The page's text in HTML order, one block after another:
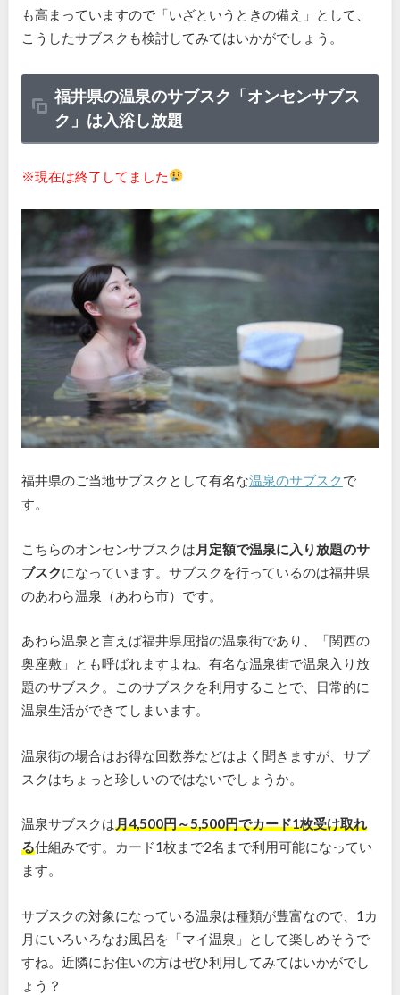
も高まっていますので「いざというときの備え」として、
こうしたサブスクも検討してみてはいかがでしょう。
福井県の温泉のサブスク「オンセンサブス
ク」は入浴し放題
※現在は終了してました
福井県のご当地サブスクとして有名な温泉のサブスクで
す。
こちらのオンセンサブスクは 月定額で温泉に入り放題のサ
ブスクになっています。サブスクを行っているのは福井県
のあわら温泉（あわら市）です。
あわら温泉と言えば福井県屈指の温泉街であり、「関西の
奥座敷」とも呼ばれますよね。有名な温泉街で温泉入り放
題のサブスク。このサブスクを利用することで、日常的に
温泉生活ができてしまいます。
温泉街の場合はお得な回数券などはよく聞きますが、サブ
スクはちょっと珍しいのではないでしょうか。
温泉サブスクは月4,500円～5,500円でカード1枚受け取れ
る仕組みです。カード1枚まで2名まで利用可能になってい
ます。
サブスクの対象になっている温泉は種類が豊富なので、 1 カ
月にいろいろなお風呂を「マイ温泉」として楽しめそうで
すね。近隣にお住いの方はぜひ利用してみてはいかがでし
ょう？